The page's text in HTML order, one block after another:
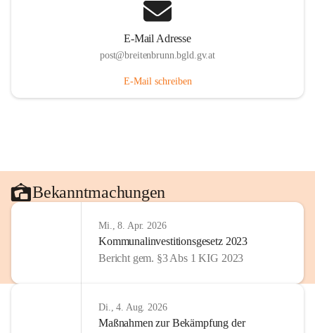
E-Mail Adresse
post@breitenbrunn.bgld.gv.at
E-Mail schreiben
Bekanntmachungen
Mi., 8. Apr. 2026
Kommunalinvestitionsgesetz 2023
Bericht gem. §3 Abs 1 KIG 2023
Di., 4. Aug. 2026
Maßnahmen zur Bekämpfung der